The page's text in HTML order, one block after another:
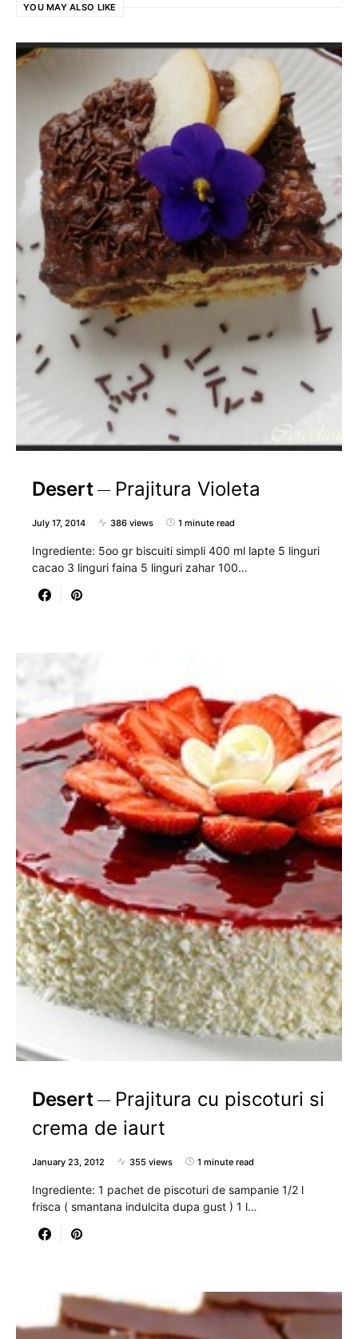
YOU MAY ALSO LIKE
Desert Prajitura Violeta
July 17, 2014 386 views 1 minute read
Ingrediente: 5oo gr biscuiti simpli 400 ml lapte 5 linguri
cacao 3 linguri faina 5 linguri zahar 100…
Desert
Prajitura cu piscoturi si
crema de iaurt
January 23, 2012 355 views 1 minute read
Ingrediente: 1 pachet de piscoturi de sampanie 1/2 l
frisca ( smantana indulcita dupa gust ) 1 l…